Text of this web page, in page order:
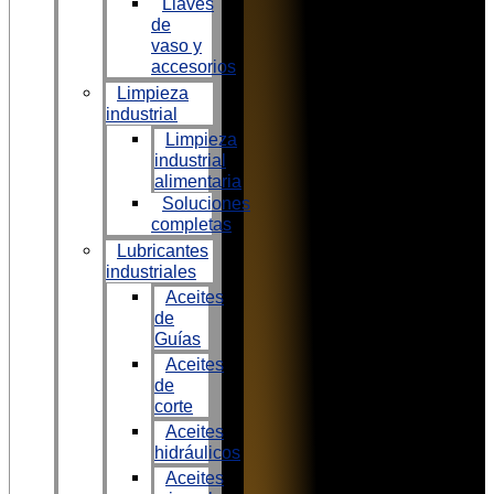
Llaves
de
vaso y
accesorios
Limpieza
industrial
Limpieza
industrial
alimentaria
Soluciones
completas
Lubricantes
industriales
Aceites
de
Guías
Aceites
de
corte
Aceites
hidráulicos
Aceites